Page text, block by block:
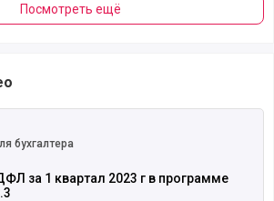
Посмотреть ещё
бухгалтера
за 1 квартал 2023 г в программе